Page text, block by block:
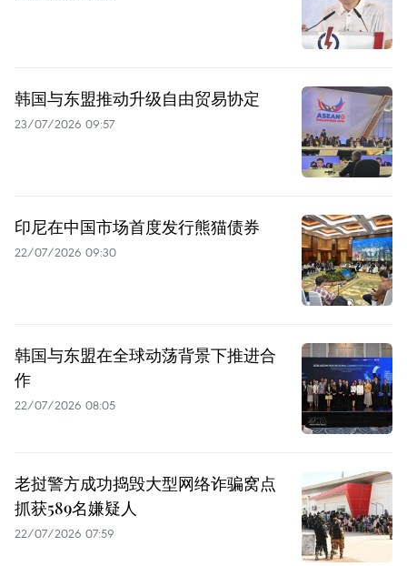
韩国与东盟推动升级自由贸易协定
23/07/2026 09:57
印尼在中国市场首度发行熊猫债券
22/07/2026 09:30
韩国与东盟在全球动荡背景下推进合
作
22/07/2026 08:05
老挝警方成功捣毁大型网络诈骗窝点
抓获589名嫌疑人
22/07/2026 07:59